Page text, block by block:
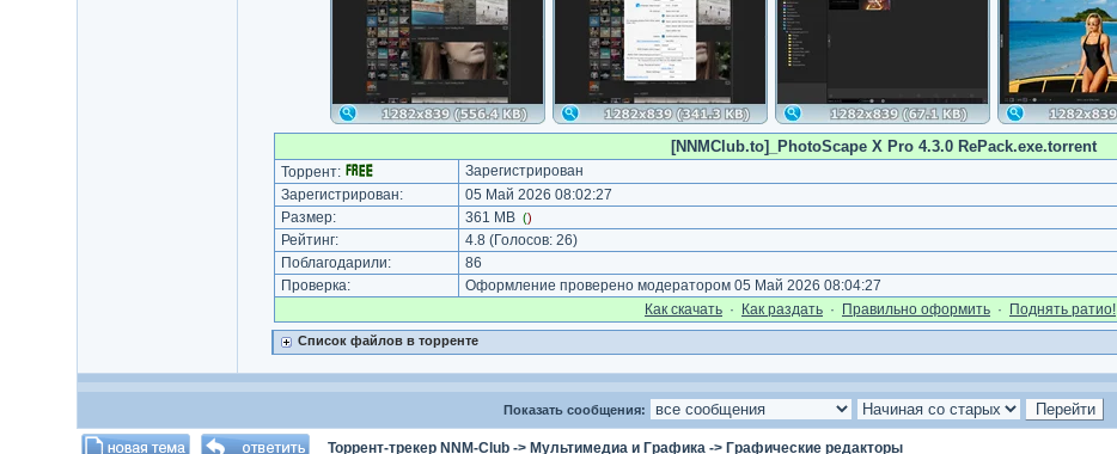
[NNMClub.to]_PhotoScape X Pro 4.3.0 RePack.exe.torrent
Торрент:
Зарегистрирован
Зарегистрирован:
05 Май 2026 08:02:27
Размер:
361 MB ()
Рейтинг: 4.8 (Голосов: 26)
Поблагодарили:
86
Проверка:
Оформление проверено модератором 05 Май 2026 08:04:27
Как cкачать · Как раздать · Правильно оформить · Поднять ратио!
Список файлов в торренте
Показать сообщения:
Торрент-трекер NNM-Club-> Мультимедиа и Графика-> Графические редакторы